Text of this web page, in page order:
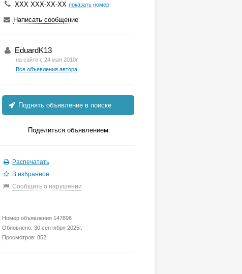
ХХХ ХХХ-ХХ-ХХ показать номер
Написать сообщение
EduardK13
на сайте с 24 мая 2010г.
Все объявления автора
Поднять объявление в поиске
Поделиться объявлением
Распечатать
В избранное
Сообщить о нарушении
Номер объявления 147896
Обновлено: 30 сентября 2025г.
Просмотров: 852